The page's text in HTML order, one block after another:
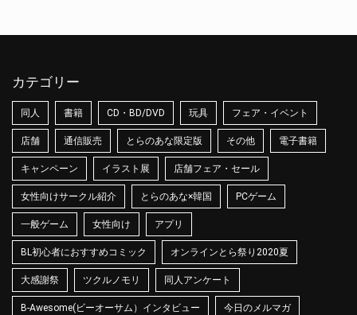
カテゴリー
同人 書籍 CD・BD/DVD 玩具 フェア・イベント
店舗 通信販売 とらのあな限定版 その他 電子書籍
キャンペーン イラスト展 店舗フェア・セール
女性向けサークル紹介 とらのあな×韓国 PCゲーム
一般ゲーム 女性向け アプリ
BL初心者におすすめコミック オンラインとら祭り2020夏
大感謝祭 ツクルノモリ 同人アンケート
B-Awesome(ビーオーサム）インタビュー 今日のメルマガ